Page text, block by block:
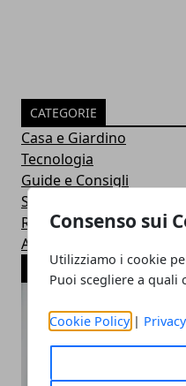
Consenso sui
Utilizziamo i cookie
Puoi scegliere a quali
Cookie Policy|
CATEGORIE
Casa e Giardino
Tecnologia
Guide e Consigli
Senza categoria
Recensioni
Acquisti
ARTICOLI POPOLARI